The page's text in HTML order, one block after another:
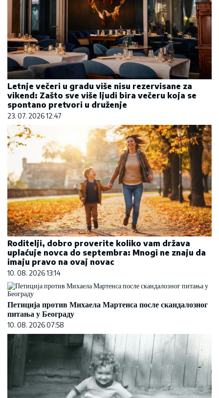
Letnje večeri u gradu više nisu rezervisane za
vikend: Zašto sve više ljudi bira večeru koja se
spontano pretvori u druženje
23. 07. 2026 12:47
Roditelji, dobro proverite koliko vam država
uplaćuje novca do septembra: Mnogi ne znaju da
imaju pravo na ovaj novac
10. 08. 2026 13:14
Петиција против Михаела Мартенса после скандалозног
питања у Београду
10. 08. 2026 07:58